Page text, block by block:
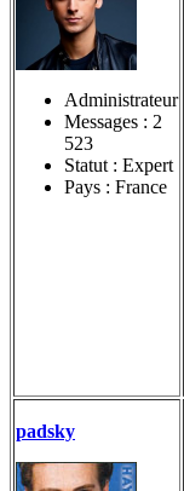
Administrateur
Messages : 2
523
Statut : Expert
Pays : France
padsky